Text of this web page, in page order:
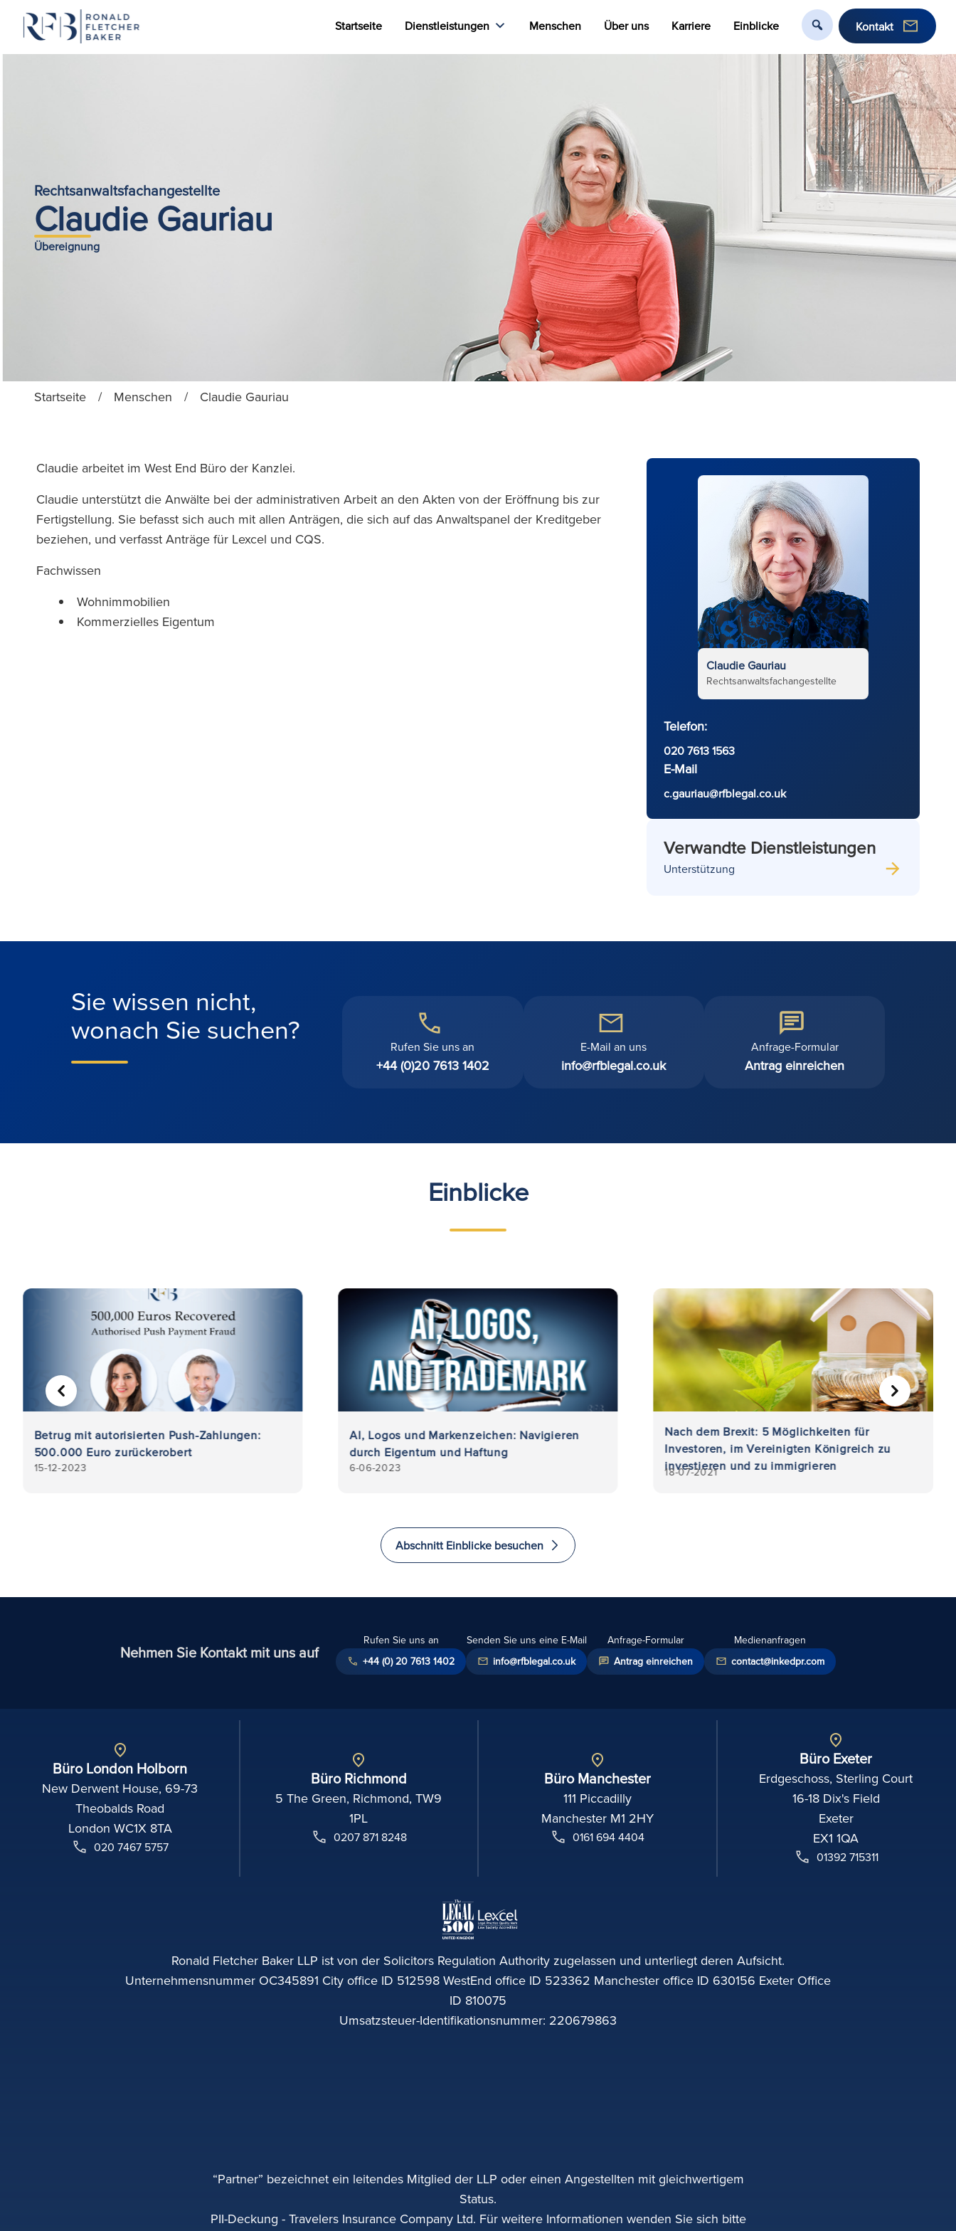
Startseite Dienstleistungen Menschen Über uns Karriere Einblicke Kontakt
Rechtsanwaltsfachangestellte
Claudie Gauriau
Übereignung
Startseite / Menschen / Claudie Gauriau
Claudie arbeitet im West End Büro der Kanzlei.
Claudie unterstützt die Anwälte bei der administrativen Arbeit an den Akten von der Eröffnung bis zur
Fertigstellung. Sie befasst sich auch mit allen Anträgen, die sich auf das Anwaltspanel der Kreditgeber
beziehen, und verfasst Anträge für Lexcel und CQS.
Fachwissen
Wohnimmobilien
Kommerzielles Eigentum
Claudie Gauriau
Rechtsanwaltsfachangestellte
Telefon:
020 7613 1563
E-Mail
c.gauriau@rfblegal.co.uk
Verwandte Dienstleistungen
Unterstützung
Sie wissen nicht,
wonach Sie suchen? Rufen Sie uns an
+44 (0)20 7613 1402
E-Mail an uns
info@rfblegal.co.uk
Anfrage-Formular
Antrag einreichen
Einblicke
Betrug mit autorisierten Push-Zahlungen:
500.000 Euro zurückerobert
15-12-2023
AI, Logos und Markenzeichen: Navigieren
durch Eigentum und Haftung
6-06-2023
Nach dem Brexit: 5 Möglichkeiten für
Investoren, im Vereinigten Königreich zu
investieren und zu immigrieren
18-07-2021
VORHERIGE WEITER
Abschnitt Einblicke besuchen
Nehmen Sie Kontakt mit uns auf
Rufen Sie uns an
+44 (0) 20 7613 1402
Senden Sie uns eine E-Mail
info@rfblegal.co.uk
Anfrage-Formular
Antrag einreichen
Medienanfragen
contact@inkedpr.com
Büro London Holborn
New Derwent House, 69-73
Theobalds Road
London WC1X 8TA
020 7467 5757
Büro Richmond
5 The Green, Richmond, TW9
1PL
0207 871 8248
Büro Manchester
111 Piccadilly
Manchester M1 2HY
0161 694 4404
Büro Exeter
Erdgeschoss, Sterling Court
16-18 Dix's Field
Exeter
EX1 1QA
01392 715311
Ronald Fletcher Baker LLP ist von der Solicitors Regulation Authority zugelassen und unterliegt deren Aufsicht.
Unternehmensnummer OC345891 City office ID 512598 WestEnd office ID 523362 Manchester office ID 630156 Exeter Office
ID 810075
Umsatzsteuer-Identifikationsnummer: 220679863
“Partner” bezeichnet ein leitendes Mitglied der LLP oder einen Angestellten mit gleichwertigem
Status.
PII-Deckung - Travelers Insurance Company Ltd. Für weitere Informationen wenden Sie sich bitte